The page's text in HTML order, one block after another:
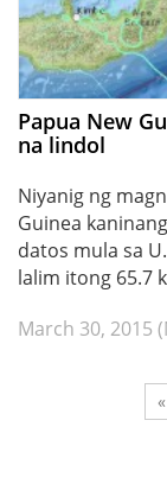
Papua New
na lindol
Niyanig ng
Guinea
datos mula sa
lalim itong 65.7
March 30, 2015